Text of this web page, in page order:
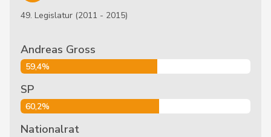
49. Legislatur (2011 - 2015)
Andreas Gross
59,4%
SP
60,2%
Nationalrat